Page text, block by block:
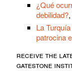
¿Qué
debilidad?
La
patrocina
receive the
gatestone